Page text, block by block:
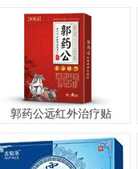
郭药公远红外治疗贴